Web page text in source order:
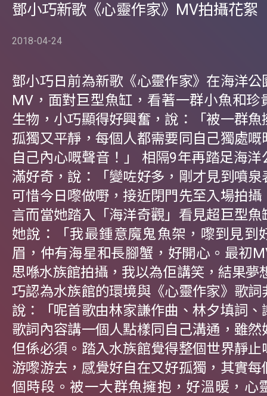
鄧小巧新歌《心靈作家》MV拍攝花絮
2018-04-24
鄧小巧日前為新歌《心靈作家》在海洋公
MV，面對巨型魚缸，看著一群小魚和珍
生物，小巧顯得好興奮，說：「被一群魚
孤獨又平靜，每個人都需要同自己獨處嘅
自己內心嘅聲音！」 相隔9年再踏足海洋
滿好奇，說：「變咗好多，剛才見到噴泉
可惜今日嚟做嘢，接近閉門先至入場拍攝
言而當她踏入「海洋奇觀」看見超巨型魚
她說：「我最鍾意魔鬼魚架，嚟到見到
眉，仲有海星和長腳蟹，好開心。最初
思喺水族館拍攝，我以為佢講笑，結果夢
巧認為水族館的環境與《心靈作家》歌詞
說：「呢首歌由林家謙作曲、林夕填詞、
歌詞內容講一個人點樣同自己溝通，雖然
但係必須。踏入水族館覺得整個世界靜止
游嚟游去，感覺好自在又好孤獨，其實每
個時段。被一大群魚擁抱，好溫暖，心